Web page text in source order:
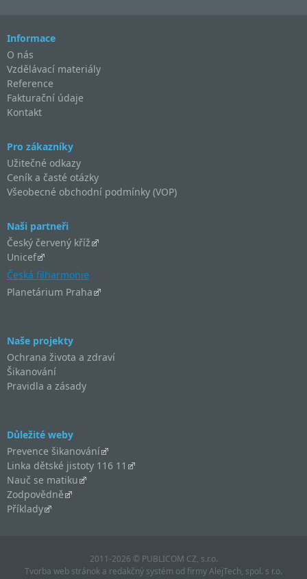
Informace
O nás
Vzdělávací materiály
Reference
Fakturační údaje
Kontakt
Pro zákazníky
Užitečné odkazy
Ceník a časté otázky
Všeobecné obchodní podmínky (VOP)
Naši partneři
Český červený kříž
Unicef
Česká filharmonie
Planetárium Praha
Naše projekty
Ochrana života a zdraví
Šikanování
Pravidla a zásady
Důležité weby
Prevence šikanování
Linka dětské jistoty 116 11
Nauč se matiku
Zodpovědně
Příklady
2011-2026 © PUBLICOM CZ, s.r.o.
Tvorba web stránok a redakčný systém od firmyAlejTech, spol. s r.o.